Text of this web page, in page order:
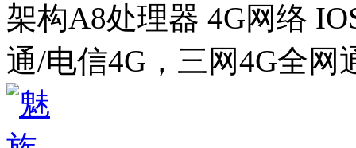
架构A8处理器 4G网络
通/电信4G，三网4G全网